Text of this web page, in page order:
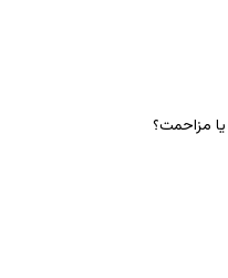
مزاحمت؟